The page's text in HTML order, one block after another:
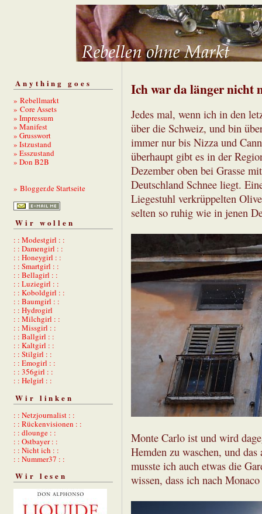
Anything goes
» Rebellmarkt
» Core Assets
» Impressum
» Manifest
» Grusswort
» Istzustand
» Esszustand
» Don B2B
» Blogger.de Startseite
Wir wollen
: : Modestgirl : :
: : Damengirl : :
: : Honeygirl : :
: : Smartgirl : :
: : Bellagirl : :
: : Luziegirl : :
: : Koboldgirl : :
: : Baumgirl : :
: : Hydrogirl
: : Milchgirl : :
: : Missgirl : :
: : Ballgirl : :
: : Kaltgirl : :
: : Stilgirl : :
: : Emogirl : :
: : 356girl : :
: : Helgirl : :
Wir linken
: : Netzjournalist : :
: : Rückenvisionen : :
: : dlounge : :
: : Ostbayer : :
: : Nicht ich : :
: : Nummer37 : :
Wir lesen
Ich war da länger nicht
Jedes mal, wenn ich in den
über die Schweiz, und bin
immer nur bis Nizza und
überhaupt gibt es in der
Dezember oben bei Grasse
Deutschland Schnee liegt.
Liegestuhl verkrüppelten
selten so ruhig wie in jenen
Monte Carlo ist und wird
Hemden zu waschen, und
musste ich auch etwas die
wissen, dass ich nach Monaco